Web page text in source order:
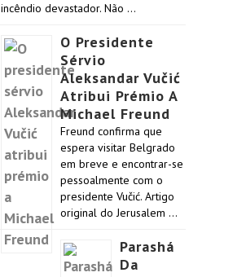
incêndio devastador. Não …
O Presidente
Sérvio
Aleksandar Vučić
Atribui Prémio A
Michael Freund
Freund confirma que
espera visitar Belgrado
em breve e encontrar-se
pessoalmente com o
presidente Vučić. Artigo
original do Jerusalem …
Parashá
Da